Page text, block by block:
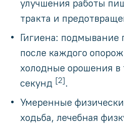
улучшения работы
тракта и
Гигиена: подмывание
после каждого
холодные орошения в
секунд [2].
Умеренные
ходьба, лечебная